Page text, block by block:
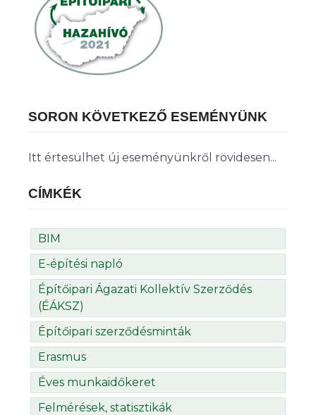
SORON KÖVETKEZŐ ESEMÉNYÜNK
Itt értesülhet új eseményünkről rövidesen...
CÍMKÉK
BIM
E-építési napló
Építőipari Ágazati Kollektív Szerződés
(ÉÁKSZ)
Építőipari szerződésminták
Erasmus
Éves munkaidőkeret
Felmérések, statisztikák